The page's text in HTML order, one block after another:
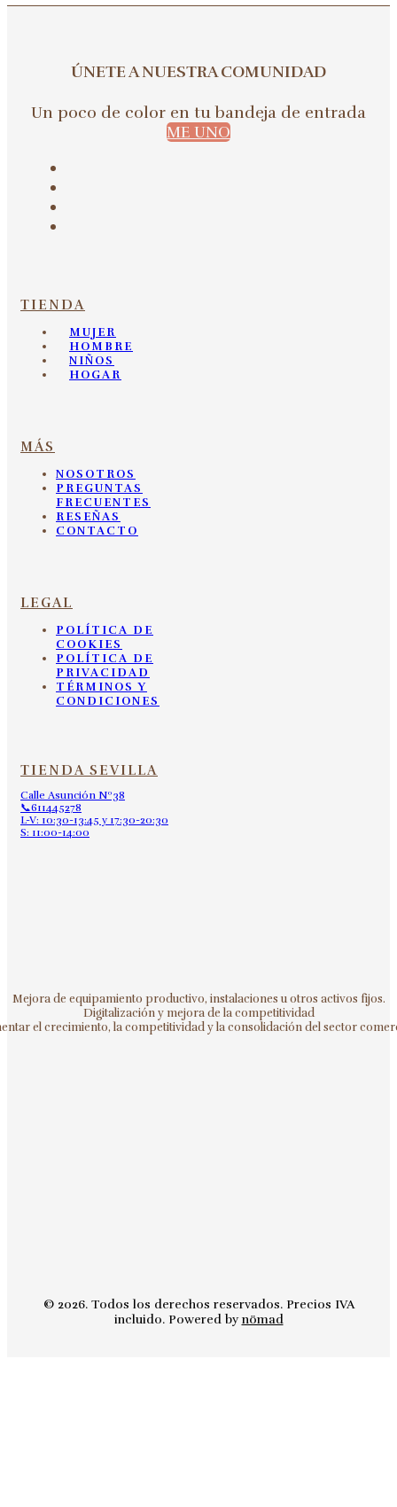
ÚNETE A NUESTRA COMUNIDAD
Un poco de color en tu bandeja de entrada
ME UNO
TIENDA
MUJER
HOMBRE
NIÑOS
HOGAR
MÁS
NOSOTROS
PREGUNTAS
FRECUENTES
RESEÑAS
CONTACTO
LEGAL
POLÍTICA DE
COOKIES
POLÍTICA DE
PRIVACIDAD
TÉRMINOS Y
CONDICIONES
TIENDA SEVILLA
Calle Asunción Nº38
📞611445278
L-V: 10:30-13:45 y 17:30-20:30
S: 11:00-14:00
Mejora de equipamiento productivo, instalaciones u otros activos fijos.
Digitalización y mejora de la competitividad
el crecimiento, la competitividad y la consolidación del sector
© 2026. Todos los derechos reservados. Precios IVA
incluido. Powered bynömad